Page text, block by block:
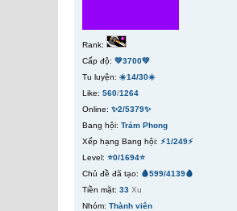
Rank:
Cấp độ: 💚3700💚
Tu luyện: ☀️14/30☀️
Like: 560/1264
Online: ✨2/5379✨
Bang hội: Trảm Phong
Xếp hạng Bang hội: ⚡1/249⚡
Level: ⭐0/1694⭐
Chủ đề đã tạo: 🩸599/4139🩸
Tiền mặt: 33 Xu
Nhóm: Thành viên